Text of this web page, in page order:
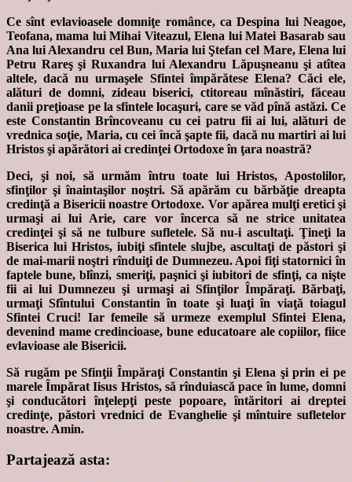
Ce sînt evlavioasele domniţe românce, ca Despina lui Neagoe,
Teofana, mama lui Mihai Viteazul, Elena lui Matei Basarab sau
Ana lui Alexandru cel Bun, Maria lui Ştefan cel Mare, Elena lui
Petru Rareş şi Ruxandra lui Alexandru Lăpuşneanu şi atîtea
altele, dacă nu urmaşele Sfintei împărătese Elena? Căci ele,
alături de domni, zideau biserici, ctitoreau mînăstiri, făceau
danii preţioase pe la sfintele locaşuri, care se văd pînă astăzi. Ce
este Constantin Brîncoveanu cu cei patru fii ai lui, alături de
vrednica soţie, Maria, cu cei încă şapte fii, dacă nu martiri ai lui
Hristos şi apărători ai credinţei Ortodoxe în ţara noastră?
Deci, şi noi, să urmăm întru toate lui Hristos, Apostolilor,
sfinţilor şi înaintaşilor noştri. Să apărăm cu bărbăţie dreapta
credinţă a Bisericii noastre Ortodoxe. Vor apărea mulţi eretici şi
urmaşi ai lui Arie, care vor încerca să ne strice unitatea
credinţei şi să ne tulbure sufletele. Să nu-i ascultaţi. Ţineţi la
Biserica lui Hristos, iubiţi sfintele slujbe, ascultaţi de păstori şi
de mai-marii noştri rînduiţi de Dumnezeu. Apoi fiţi statornici în
faptele bune, blînzi, smeriţi, paşnici şi iubitori de sfinţi, ca nişte
fii ai lui Dumnezeu şi urmaşi ai Sfinţilor Împăraţi. Bărbaţi,
urmaţi Sfîntului Constantin în toate şi luaţi în viaţă toiagul
Sfintei Cruci! Iar femeile să urmeze exemplul Sfintei Elena,
devenind mame credincioase, bune educatoare ale copiilor, fiice
evlavioase ale Bisericii.
Să rugăm pe Sfinţii Împăraţi Constantin şi Elena şi prin ei pe
marele Împărat Iisus Hristos, să rînduiască pace în lume, domni
şi conducători înţelepţi peste popoare, întăritori ai dreptei
credinţe, păstori vrednici de Evanghelie şi mîntuire sufletelor
noastre. Amin.
Partajează asta: